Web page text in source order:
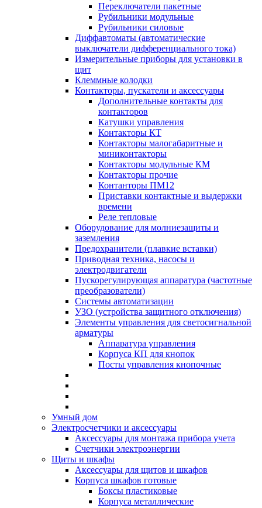
Переключатели пакетные
Рубильники модульные
Рубильники силовые
Диффавтоматы (автоматические
выключатели дифференциального тока)
Измерительные приборы для установки в
щит
Клеммные колодки
Контакторы, пускатели и аксессуары
Дополнительные контакты для
контакторов
Катушки управления
Контакторы КТ
Контакторы малогабаритные и
миниконтакторы
Контакторы модульные КМ
Контакторы прочие
Контанторы ПМ12
Приставки контактные и выдержки
времени
Реле тепловые
Оборудование для молниезащиты и
заземления
Предохранители (плавкие вставки)
Приводная техника, насосы и
электродвигатели
Пускорегулирующая аппаратура (частотные
преобразователи)
Системы автоматизации
УЗО (устройства защитного отключения)
Элементы управления для светосигнальной
арматуры
Аппаратура управления
Корпуса КП для кнопок
Посты управления кнопочные
Умный дом
Электросчетчики и аксессуары
Аксессуары для монтажа прибора учета
Счетчики электроэнергии
Щиты и шкафы
Аксессуары для щитов и шкафов
Корпуса шкафов готовые
Боксы пластиковые
Корпуса металлические